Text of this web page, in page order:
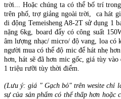
trời... Hoặc chúng ta có thể bố trí
trên phố, trợ giảng ngoài trời, ca hát
di động Temeisheng A8-2T sử dụng 1
nặng 6kg, board đẩy có công suất
âm lượng nhạc/ micro/ độ vang, loa có
người mua có thể độ mic để hát nhẹ
hơn, hát sẽ đã hơn mic gốc, giá tùy
1 triệu rưỡi tùy thời điểm.
(Lưu ý: giá " Gạch bỏ" trên wesite chỉ
sự của sản phẩm có thể thấp hơn hoặc